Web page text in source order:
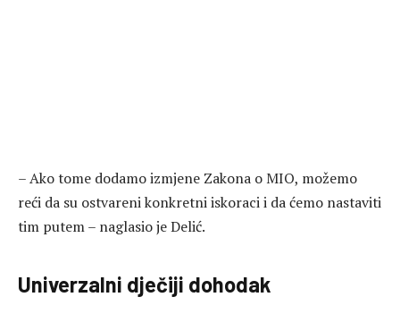
– Ako tome dodamo izmjene Zakona o MIO, možemo
reći da su ostvareni konkretni iskoraci i da ćemo nastaviti
tim putem – naglasio je Delić.
Univerzalni dječiji dohodak